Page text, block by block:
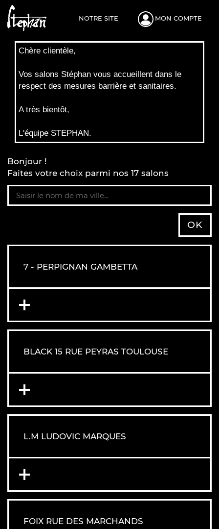
NOTRE SITE MON COMPTE
Chère clientèle,
Vos salons Stéphan vous accueillent dans le
respect des mesures barrière et sanitaires.
A très bientôt,
L'équipe STEPHAN.
Bonjour !
Faites votre choix parmi nos 17 salons
OK
7 - PERPIGNAN GAMBETTA
BLACK 15 RUE PEYRAS TOULOUSE
L.M LUDOVIC MARQUES
FOIX RUE DES MARCHANDS